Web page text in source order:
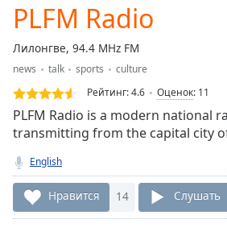
Loaded:
0.00%
Stream
TypeLIVE
Seek to
live,
behind
liveLIVE
Remaining
Time-
PLFM Radio
Лилонгве, 94.4 MHz FM
news talk sports
culture
Рейтинг:4.6 Оценок: 11
PLFM Radio is a modern national
transmitting from the capital city
English
Нравится 14 Слушать